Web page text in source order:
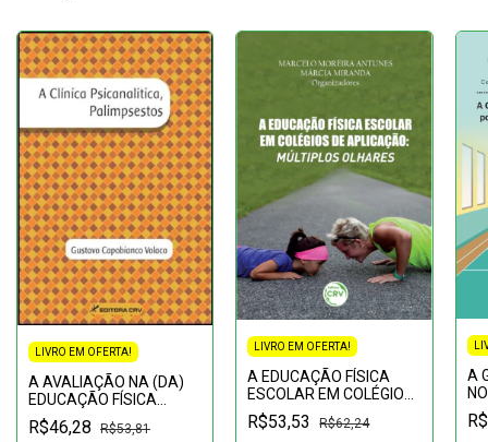
LIVRO EM OFERTA!
A AVALIAÇÃO NA (DA)
EDUCAÇÃO FÍSICA
ESCOLAR Volume 28
R$46,28 R$53,81
LIVRO EM OFERTA!
A EDUCAÇÃO FÍSICA
ESCOLAR EM COLÉGIOS
DE APLICAÇÃO:
múltiplos olhares
R$53,53 R$62,24
A